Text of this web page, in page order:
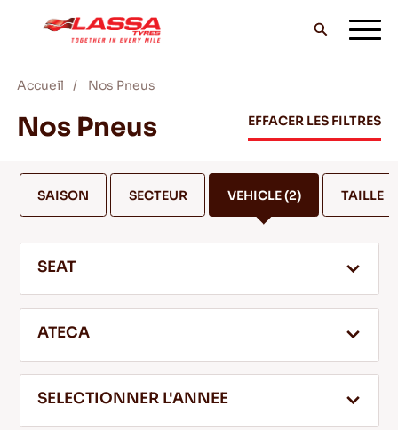
TOUS LES PNEUS LASSA
BLOG & VIDEOS
SERVICE & AIDE
Accueil Nos Pneus
Nos Pneus EFFACER LES FILTRES
SAISON SECTEUR VEHICLE(2) TAILLE
SEAT
ATECA
SELECTIONNER L'ANNEE